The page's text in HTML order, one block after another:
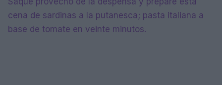
cena de sardinas a la putanesca; pasta italiana a
base de tomate en veinte minutos.